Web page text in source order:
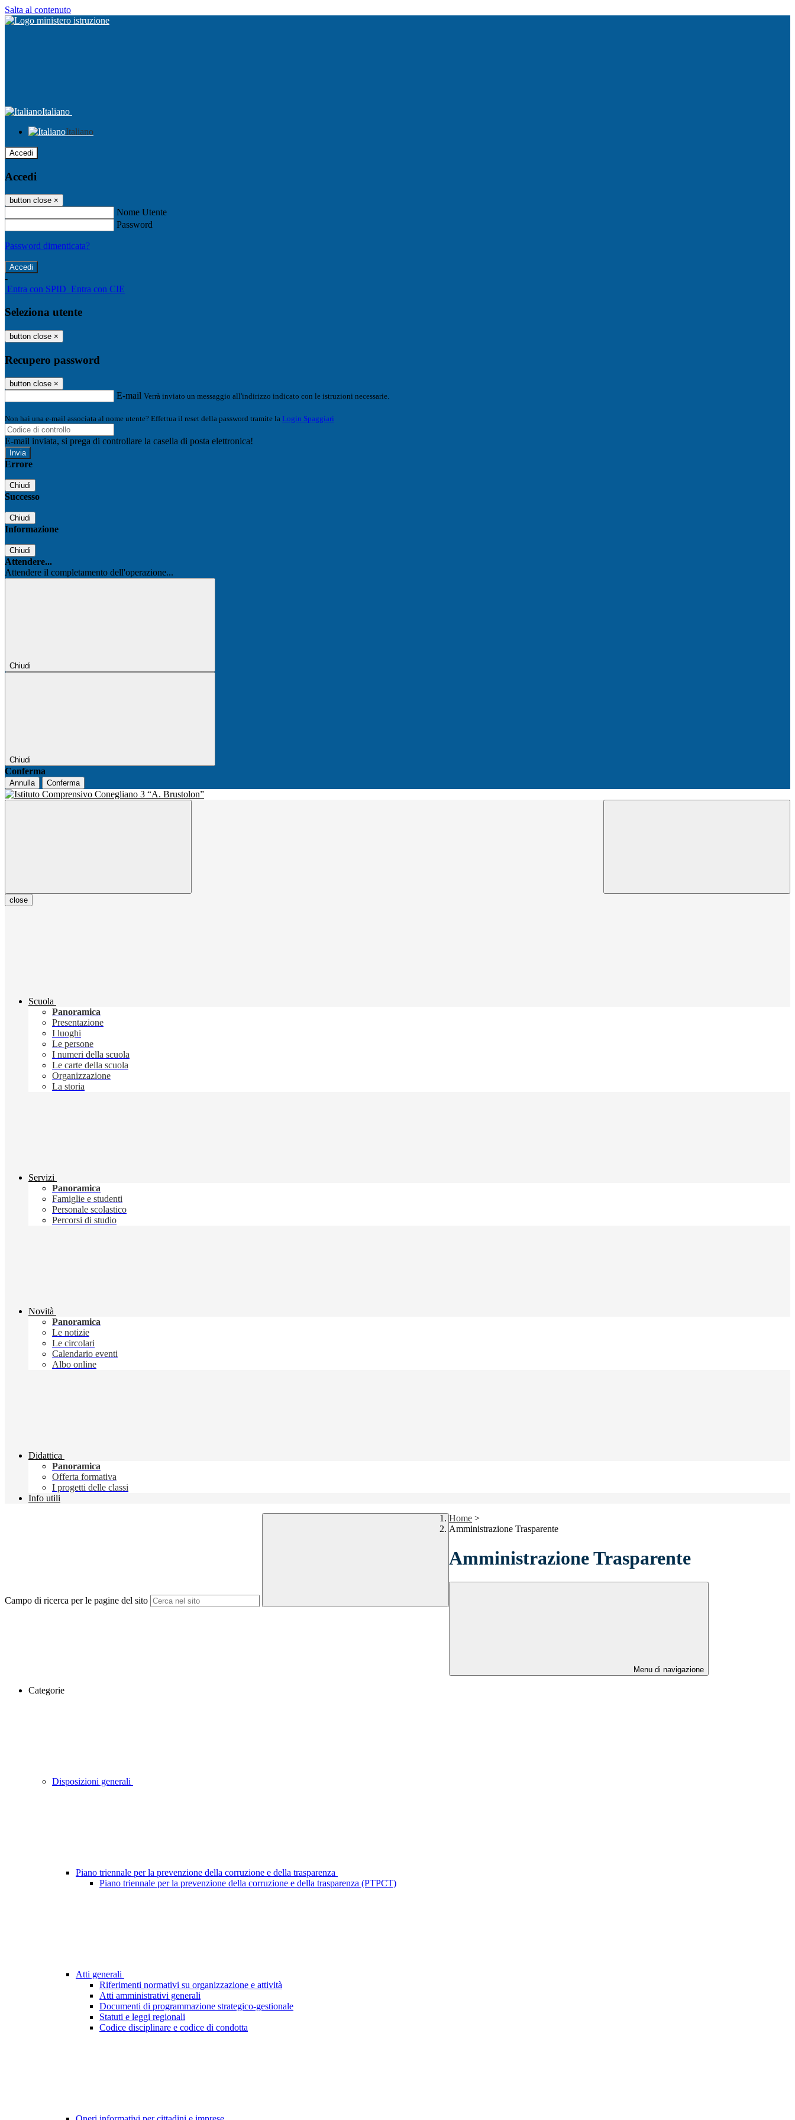
Salta al contenuto
Italiano
Italiano
Accedi
Accedi
button close ×
Nome Utente
Password
Password dimenticata?
-
Entra con SPID Entra con CIE
Seleziona utente
button close ×
Recupero password
button close ×
E-mail Verrà inviato un messaggio all'indirizzo indicato con le istruzioni necessarie.
Non hai una e-mail associata al nome utente? Effettua il reset della password tramite la Login Spaggiari
E-mail inviata, si prega di controllare la casella di posta elettronica!
Errore
Chiudi
Successo
Chiudi
Informazione
Chiudi
Attendere...
Attendere il completamento dell'operazione...
Chiudi
Chiudi
Conferma
Annulla Conferma
close
Scuola
Panoramica
Presentazione
I luoghi
Le persone
I numeri della scuola
Le carte della scuola
Organizzazione
La storia
Servizi
Panoramica
Famiglie e studenti
Personale scolastico
Percorsi di studio
Novità
Panoramica
Le notizie
Le circolari
Calendario eventi
Albo online
Didattica
Panoramica
Offerta formativa
I progetti delle classi
Info utili
Campo di ricerca per le pagine del sito
Home >
Amministrazione Trasparente
Amministrazione Trasparente
Menu di navigazione
Categorie
Disposizioni generali
Piano triennale per la prevenzione della corruzione e della trasparenza
Piano triennale per la prevenzione della corruzione e della trasparenza (PTPCT)
Atti generali
Riferimenti normativi su organizzazione e attività
Atti amministrativi generali
Documenti di programmazione strategico-gestionale
Statuti e leggi regionali
Codice disciplinare e codice di condotta